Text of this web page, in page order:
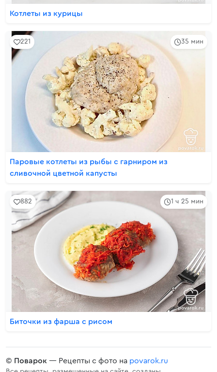
Котлеты из курицы
35 мин
221
Паровые котлеты из рыбы с гарниром из
сливочной цветной капусты
1 ч 25 мин
882
Биточки из фарша с рисом
© Поварок — Рецепты с фото на povarok.ru